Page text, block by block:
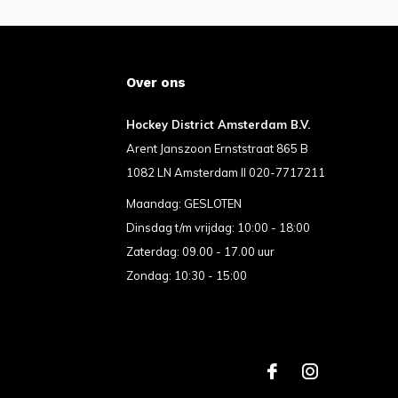
Over ons
Hockey District Amsterdam B.V.
Arent Janszoon Ernststraat 865 B
1082 LN Amsterdam II 020-7717211
Maandag: GESLOTEN
Dinsdag t/m vrijdag: 10:00 - 18:00
Zaterdag: 09.00 - 17.00 uur
Zondag: 10:30 - 15:00